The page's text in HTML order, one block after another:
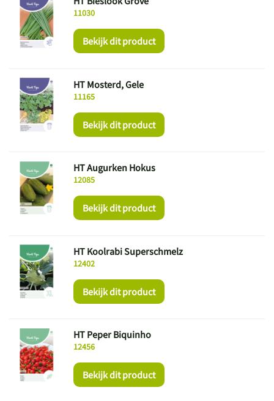
11030
Bekijk dit product
11165
HT Mosterd, Gele
Bekijk dit product
12085
HT Augurken Hokus
Bekijk dit product
12402
HT Koolrabi Superschmelz
Bekijk dit product
12456
HT Peper Biquinho
Bekijk dit product